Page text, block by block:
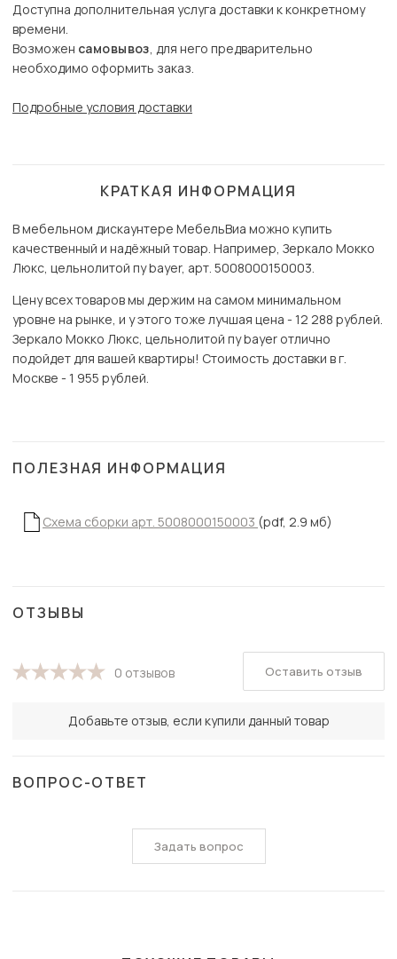
Доступна дополнительная услуга доставки к конкретному
времени.
Возможен самовывоз, для него предварительно
необходимо оформить заказ.
Подробные условия доставки
КРАТКАЯ ИНФОРМАЦИЯ
В мебельном дискаунтере МебельВиа можно купить
качественный и надёжный товар. Например, Зеркало Мокко
Люкс, цельнолитой пу bayer, арт. 5008000150003.
Цену всех товаров мы держим на самом минимальном
уровне на рынке, и у этого тоже лучшая цена - 12 288 рублей.
Зеркало Мокко Люкс, цельнолитой пу bayer отлично
подойдет для вашей квартиры! Стоимость доставки в г.
Москве - 1 955 рублей.
ПОЛЕЗНАЯ ИНФОРМАЦИЯ
Схема сборки арт. 5008000150003 (pdf, 2.9 мб)
ОТЗЫВЫ
0 отзывов
Добавьте отзыв, если купили данный товар
Оставить отзыв
ВОПРОС-ОТВЕТ
Задать вопрос